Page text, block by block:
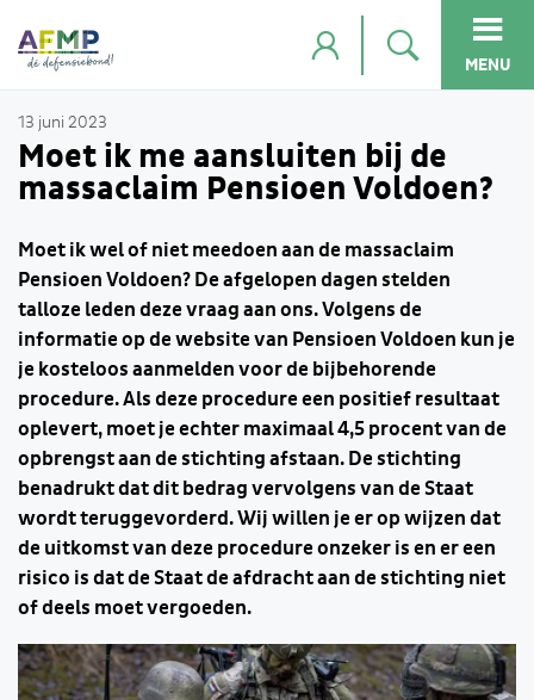
MENU
13 juni 2023
Moet ik me aansluiten bij de
massaclaim Pensioen Voldoen?
Moet ik wel of niet meedoen aan de massaclaim
Pensioen Voldoen? De afgelopen dagen stelden
talloze leden deze vraag aan ons. Volgens de
informatie op de website van Pensioen Voldoen kun je
je kosteloos aanmelden voor de bijbehorende
procedure. Als deze procedure een positief resultaat
oplevert, moet je echter maximaal 4,5 procent van de
opbrengst aan de stichting afstaan. De stichting
benadrukt dat dit bedrag vervolgens van de Staat
wordt teruggevorderd. Wij willen je er op wijzen dat
de uitkomst van deze procedure onzeker is en er een
risico is dat de Staat de afdracht aan de stichting niet
of deels moet vergoeden.